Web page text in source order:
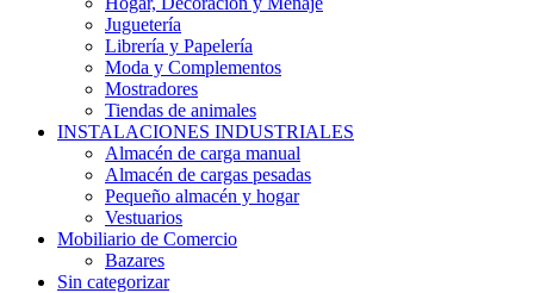
Juguetería
Librería y Papelería
Moda y Complementos
Mostradores
Tiendas de animales
INSTALACIONES INDUSTRIALES
Almacén de carga manual
Almacén de cargas pesadas
Pequeño almacén y hogar
Vestuarios
Mobiliario de Comercio
Bazares
Sin categorizar